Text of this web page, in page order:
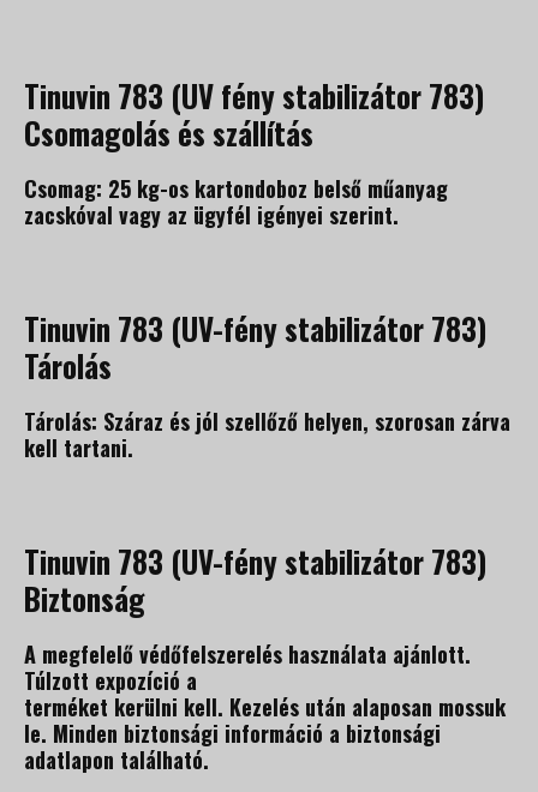
Tinuvin 783 (UV fény stabilizátor 783)
Csomagolás és szállítás
Csomag: 25 kg-os kartondoboz belső műanyag
zacskóval vagy az ügyfél igényei szerint.
Tinuvin 783 (UV-fény stabilizátor 783)
Tárolás
Tárolás: Száraz és jól szellőző helyen, szorosan zárva
kell tartani.
Tinuvin 783 (UV-fény stabilizátor 783)
Biztonság
A megfelelő védőfelszerelés használata ajánlott.
Túlzott expozíció a
terméket kerülni kell. Kezelés után alaposan mossuk
le. Minden biztonsági információ a biztonsági
adatlapon található.